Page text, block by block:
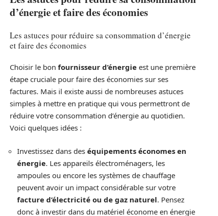
d’énergie et faire des économies
Les astuces pour réduire sa consommation d’énergie
et faire des économies
Choisir le bon fournisseur d’énergie est une première
étape cruciale pour faire des économies sur ses
factures. Mais il existe aussi de nombreuses astuces
simples à mettre en pratique qui vous permettront de
réduire votre consommation d’énergie au quotidien.
Voici quelques idées :
Investissez dans des équipements économes en
énergie. Les appareils électroménagers, les
ampoules ou encore les systèmes de chauffage
peuvent avoir un impact considérable sur votre
facture d’électricité ou de gaz naturel. Pensez
donc à investir dans du matériel économe en énergie